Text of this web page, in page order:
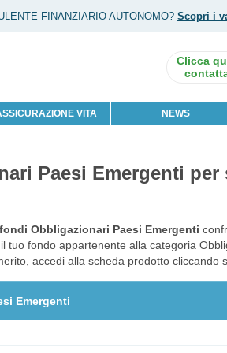
FINANZIARIO AUTONOMO? Scopri i
VITA NEWS
Paesi Emergenti per
Obbligazionari Paesi Emergenti
tuo fondo appartenente alla categoria
accedi alla scheda prodotto cliccando
Emergenti